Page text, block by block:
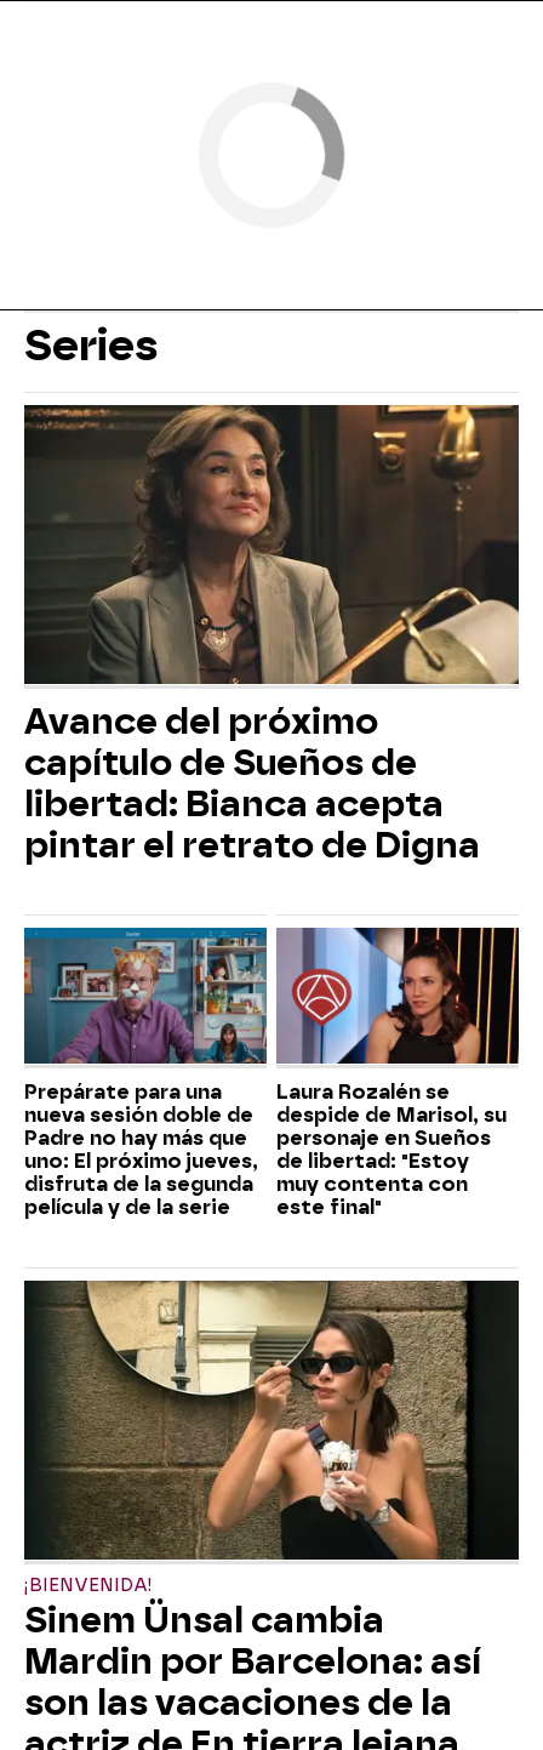
Series
Avance del próximo
capítulo de Sueños de
libertad: Bianca acepta
pintar el retrato de Digna
Prepárate para una
nueva sesión doble de
Padre no hay más que
uno: El próximo jueves,
disfruta de la segunda
película y de la serie
Laura Rozalén se
despide de Marisol, su
personaje en Sueños
de libertad: "Estoy
muy contenta con
este final"
¡BIENVENIDA!
Sinem Ünsal cambia
Mardin por Barcelona: así
son las vacaciones de la